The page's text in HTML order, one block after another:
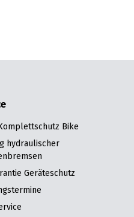
Bike
hydraulischer
Geräteschutz